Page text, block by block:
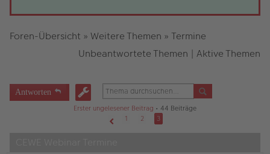
Foren-Übersicht » Weitere Themen » Termine
Unbeantwortete Themen | Aktive Themen
Antworten
Erster ungelesener Beitrag • 44 Beiträge
1 2 3